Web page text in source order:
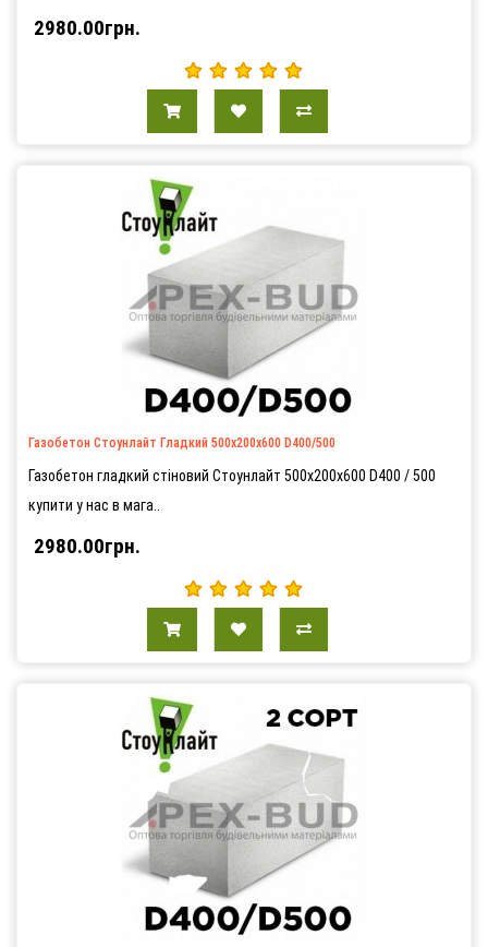
2980.00грн.
Газобетон Стоунлайт Гладкий 500х200х600 D400/500
Газобетон гладкий стіновий Стоунлайт 500х200х600 D400 / 500
купити у нас в мага..
2980.00грн.